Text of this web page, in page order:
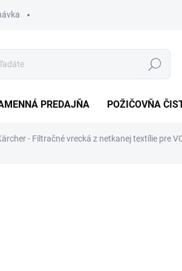
Hľadať
PREDAJŇA POŽIČOVŇA
- Filtračné vrecká z netkanej textílie pre